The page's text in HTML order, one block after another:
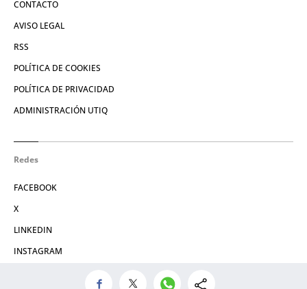
CONTACTO
AVISO LEGAL
RSS
POLÍTICA DE COOKIES
POLÍTICA DE PRIVACIDAD
ADMINISTRACIÓN UTIQ
Redes
FACEBOOK
X
LINKEDIN
INSTAGRAM